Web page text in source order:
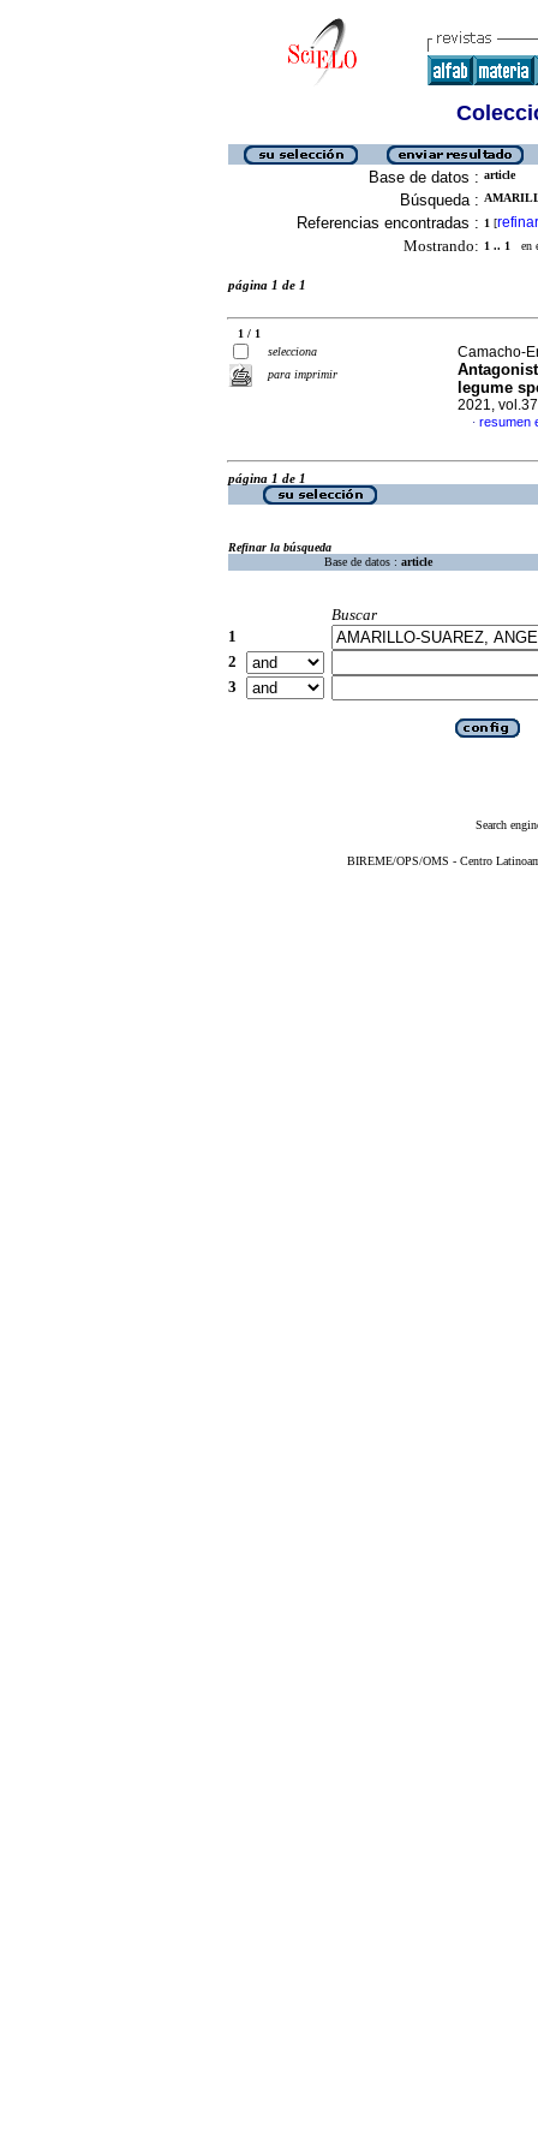
Base de datos : article
Búsqueda :
Referencias encontradas : 1 [refinar
Mostrando: 1 .. 1 en
página 1 de 1
1 / 1
selecciona
para imprimir
Camacho-
legume
2021,
· resumen
página 1 de 1
Refinar la búsqueda
Base de datos : article
Buscar
1
2
3
Search
BIREME/OPS/OMS - Centro